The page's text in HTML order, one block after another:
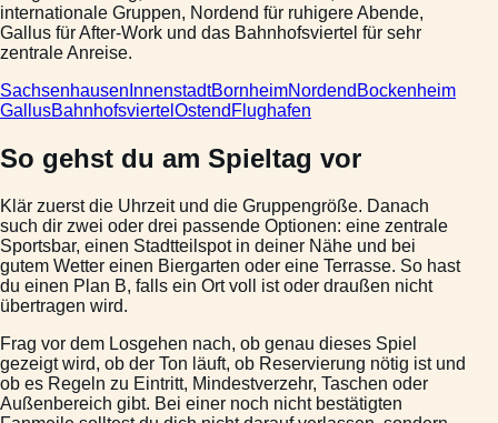
internationale Gruppen, Nordend für ruhigere Abende,
Gallus für After-Work und das Bahnhofsviertel für sehr
zentrale Anreise.
Sachsenhausen InnenstadtBornheimNordend Bockenheim
GallusBahnhofsviertel Ostend Flughafen
So gehst du am Spieltag vor
Klär zuerst die Uhrzeit und die Gruppengröße. Danach
such dir zwei oder drei passende Optionen: eine zentrale
Sportsbar, einen Stadtteilspot in deiner Nähe und bei
gutem Wetter einen Biergarten oder eine Terrasse. So hast
du einen Plan B, falls ein Ort voll ist oder draußen nicht
übertragen wird.
Frag vor dem Losgehen nach, ob genau dieses Spiel
gezeigt wird, ob der Ton läuft, ob Reservierung nötig ist und
ob es Regeln zu Eintritt, Mindestverzehr, Taschen oder
Außenbereich gibt. Bei einer noch nicht bestätigten